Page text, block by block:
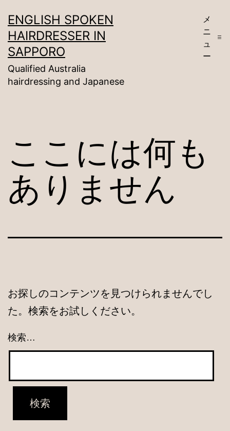
ン
テ
ン
ツ
ENGLISH SPOKEN
HAIRDRESSER IN
SAPPORO
Qualified Australia
hairdressing and Japanese
メ
ニ
ュ
ー
ここには何も
ありません
お探しのコンテンツを見つけられませんでし
た。検索をお試しください。
検索…